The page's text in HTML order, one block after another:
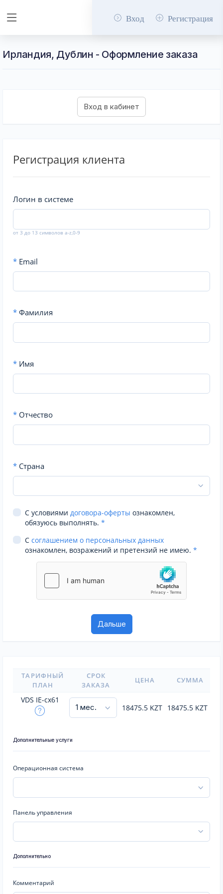
Вход Регистрация
Ирландия, Дублин - Оформление заказа
Регистрация клиента
Логин в системе
от 3 до 13 символов a-z,0-9
* Email
* Фамилия
* Имя
* Отчество
* Страна
С условиями договора-оферты ознакомлен,
обязуюсь выполнять. *
С соглашением о персональных данных
ознакомлен, возражений и претензий не имею. *
ТАРИФНЫЙ
ПЛАН
СРОК
ЗАКАЗА
ЦЕНА СУММА
VDS IE-cx61
18475.5 KZT 18475.5 KZT
Дополнительные услуги
Операционная система
Панель управления
Дополнительно
Комментарий